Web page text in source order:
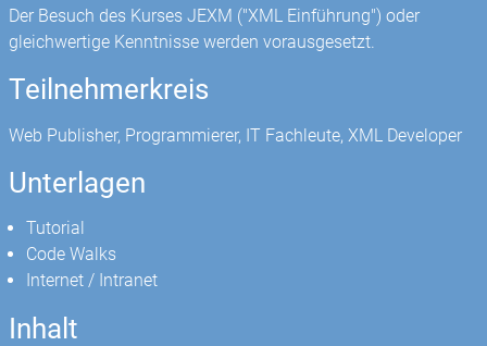
Der Besuch des Kurses JEXM ("XML Einführung") oder
gleichwertige Kenntnisse werden vorausgesetzt.
Teilnehmerkreis
Web Publisher, Programmierer, IT Fachleute, XML Developer
Unterlagen
Tutorial
Code Walks
Internet / Intranet
Inhalt